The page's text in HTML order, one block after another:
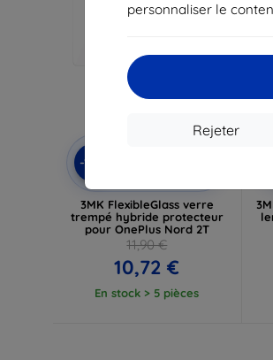
personnaliser le
Rejeter
-10%
3MK FlexibleGlass verre
trempé hybride protecteur
pour OnePlus Nord 2T
11,90 €
10,72 €
En stock > 5 pièces